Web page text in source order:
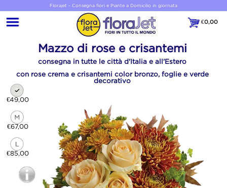
Florajet - Consegna fiori e Piante a Domicilio in giornata
€0,00
€0,00
Mazzo di rose e crisantemi
consegna in tutte le città d'Italia e all'Estero
con rose crema e crisantemi color bronzo, foglie e verde
decorativo
€49,00
€67,00
€85,00